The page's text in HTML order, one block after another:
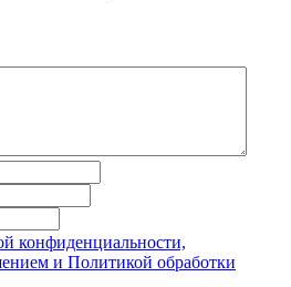
конфиденциальности,
и Политикой обработки